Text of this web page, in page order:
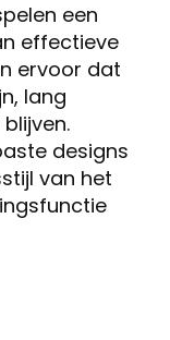
een
effectieve
ervoor dat
lang
designs
van het